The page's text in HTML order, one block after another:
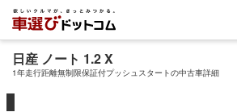
日産 ノート 1.2 X
1年走行距離無制限保証付プッシュスタートの中古車詳細